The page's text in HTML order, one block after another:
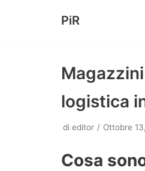
PiR
logistica
di editor Ottobre
Cosa